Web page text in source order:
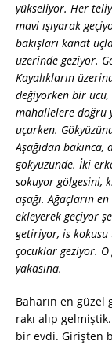
yükseliyor. Her
mavi ışıyarak
bakışları kanat
üzerinde geziyor.
Kayalıkların
değiyorken bir ucu,
mahallelere doğru
uçarken.
Aşağıdan
gökyüzünde. İki
sokuyor gölgesini,
aşağı. Ağaçların
ekleyerek geçiyor
getiriyor, is kokusu
çocuklar geziyor. O
yakasına.
Baharın en güzel
rakı alıp
bir evdi. Girişten